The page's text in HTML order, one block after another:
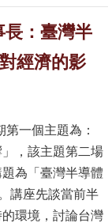
長：臺灣半
經濟的影
第一個主題為：
，該主題第二場
為「臺灣半導體
講座先談當前半
環境，討論台灣